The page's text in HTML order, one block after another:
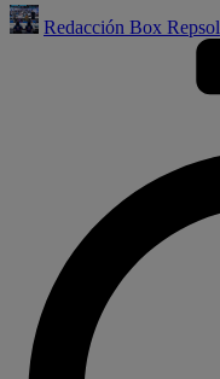
Redacción Box Repsol